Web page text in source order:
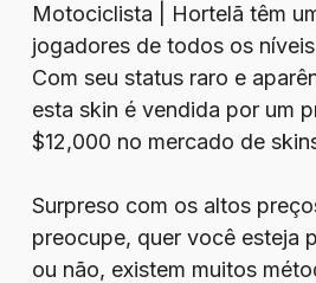
Motociclista | Hortelã têm
jogadores de todos os
Com seu status raro e
esta skin é vendida por um
$12,000 no mercado de
Surpreso com os altos
preocupe, quer você esteja
ou não, existem muitos